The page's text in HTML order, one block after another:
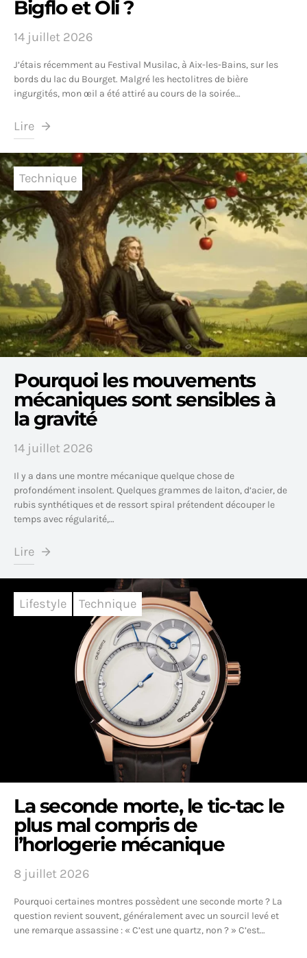
Bigflo et Oli ?
14 juillet 2026
J’étais récemment au Festival Musilac, à Aix-les-Bains, sur les
bords du lac du Bourget. Malgré les hectolitres de bière
ingurgités, mon œil a été attiré au cours de la soirée…
Lire
Technique
Pourquoi les mouvements
mécaniques sont sensibles à
la gravité
14 juillet 2026
Il y a dans une montre mécanique quelque chose de
profondément insolent. Quelques grammes de laiton, d’acier, de
rubis synthétiques et de ressort spiral prétendent découper le
temps avec régularité,…
Lire
Lifestyle Technique
La seconde morte, le tic-tac le
plus mal compris de
l’horlogerie mécanique
8 juillet 2026
Pourquoi certaines montres possèdent une seconde morte ? La
question revient souvent, généralement avec un sourcil levé et
une remarque assassine : « C’est une quartz, non ? » C’est…